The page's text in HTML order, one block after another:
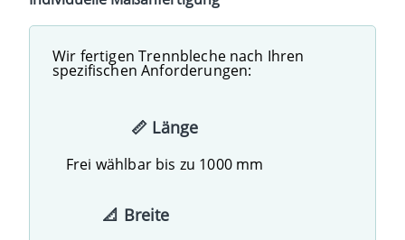
Wir fertigen Trennbleche nach Ihren
spezifischen Anforderungen:
📏 Länge
Frei wählbar bis zu 1000 mm
📐 Breite